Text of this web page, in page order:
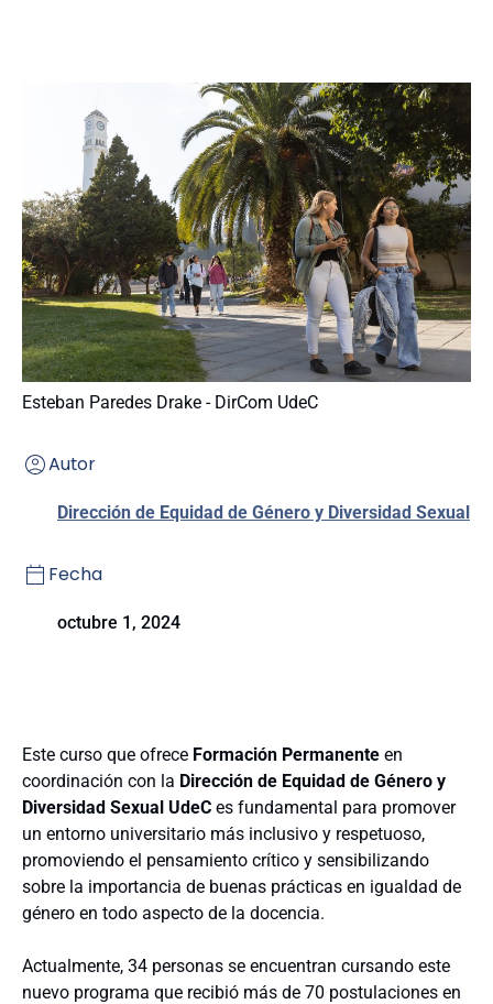
Esteban Paredes Drake - DirCom UdeC
Autor
Dirección de Equidad de Género y Diversidad Sexual
Fecha
octubre 1, 2024
Este curso que ofrece Formación Permanente en
coordinación con la Dirección de Equidad de Género y
Diversidad Sexual UdeC es fundamental para promover
un entorno universitario más inclusivo y respetuoso,
promoviendo el pensamiento crítico y sensibilizando
sobre la importancia de buenas prácticas en igualdad de
género en todo aspecto de la docencia.
Actualmente, 34 personas se encuentran cursando este
nuevo programa que recibió más de 70 postulaciones en